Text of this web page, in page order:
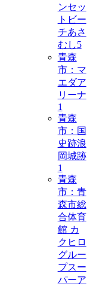
ンセッ
トビー
チあさ
むし5
青森
市：マ
エダア
リーナ
1
青森
市：国
史跡浪
岡城跡
1
青森
市：青
森市総
合体育
館 カ
クヒロ
グルー
プスー
パーア